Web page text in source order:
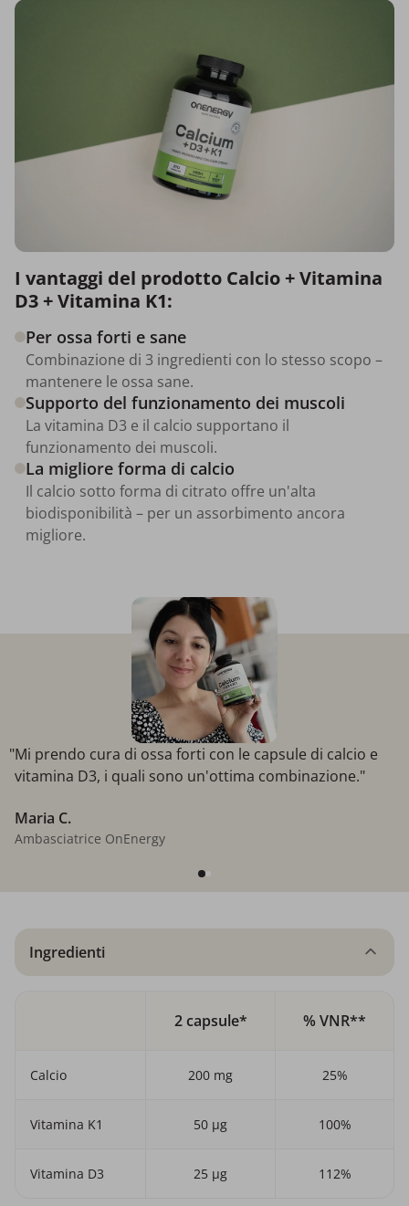
I vantaggi del prodotto Calcio + Vitamina
D3 + Vitamina K1:
Per ossa forti e sane
Combinazione di 3 ingredienti con lo stesso scopo –
mantenere le ossa sane.
Supporto del funzionamento dei muscoli
La vitamina D3 e il calcio supportano il
funzionamento dei muscoli.
La migliore forma di calcio
Il calcio sotto forma di citrato offre un'alta
biodisponibilità – per un assorbimento ancora
migliore.
"Mi prendo cura di ossa forti con le capsule di calcio e
vitamina D3, i quali sono un'ottima combinazione."
Maria C.
Ambasciatrice OnEnergy
Ingredienti
2 capsule* % VNR**
Calcio 200 mg 25%
Vitamina K1 50 µg 100%
Vitamina D3 25 µg 112%